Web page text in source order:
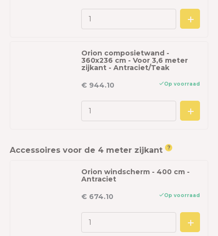
Orion composietwand -
360x236 cm - Voor 3,6 meter
zijkant - Antraciet/Teak
€ 944.10
Op voorraad
Accessoires voor de 4 meter zijkant ?
Orion windscherm - 400 cm -
Antraciet
€ 674.10
Op voorraad